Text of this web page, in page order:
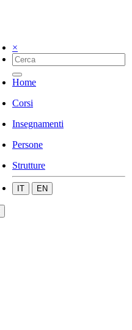
×
Home
Corsi
Insegnamenti
Persone
Strutture
IT EN